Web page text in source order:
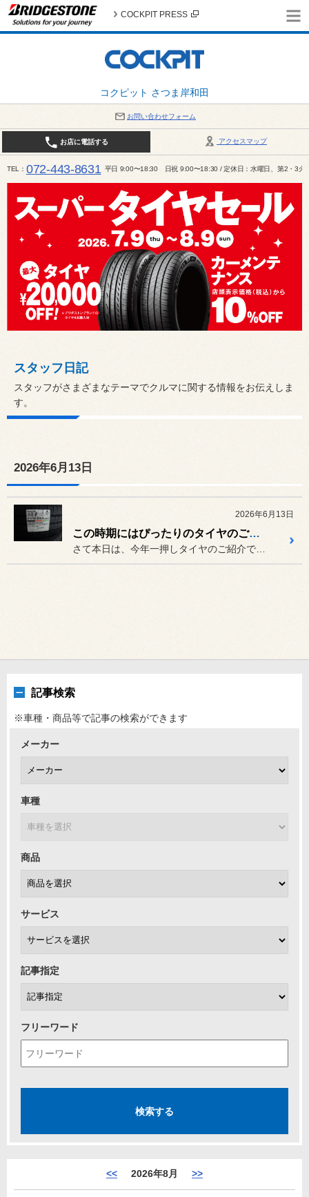
コクピット さつま岸和田
COCKPIT PRESS
お問い合わせフォーム
アクセスマップ
お店に電話する
TEL 072-443-8631 平日 9:00〜18:30 日祝 9:00〜18:30 / 定休日：水曜日、第2・3火
スタッフ日記
スタッフがさまざまなテーマでクルマに関する情報をお伝えしま
す。
2026年6月13日
2026年6月13日
この時期にはぴったりのタイヤのご紹介！
記事検索
※車種・商品等で記事の検索ができます
メーカー
車種
商品
サービス
記事指定
フリーワード
<< 2026年8月 >>